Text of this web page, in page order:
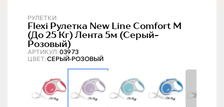
РУЛЕТКИ
АРТИКУЛ: 03973
Flexi Рулетка New Line Comfort M
(до 25 Кг) Лента 5м (серый-
Розовый)
ЦВЕТ: СЕРЫЙ-РОЗОВЫЙ